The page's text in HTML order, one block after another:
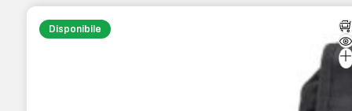
Disponibile